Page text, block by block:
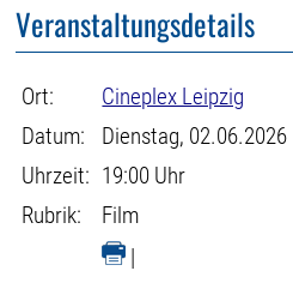
Veranstaltungsdetails
Ort:
Cineplex Leipzig
Datum:
Dienstag, 02.06.2026
Uhrzeit: 19:00 Uhr
Rubrik:
Film
|